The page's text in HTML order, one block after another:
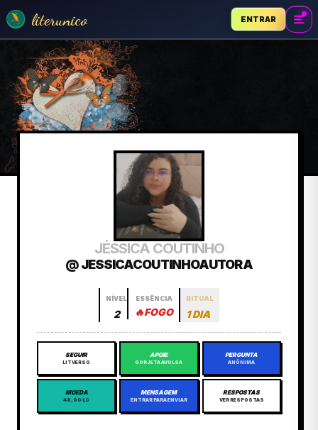
literunico ENTRAR
JÉSSICA COUTINHO
@ JESSICACOUTINHOAUTORA
NÍVEL
2
ESSÊNCIA
🔥FOGO
RITUAL
1 DIA
SEGUIR
LITVERSO
APOIE
GORJETA AVULSA
PERGUNTA
ANÔNIMA
MOEDA
48,00 LC
MENSAGEM
ENTRAR PARA ENVIAR
RESPOSTAS
VER RESPOSTAS